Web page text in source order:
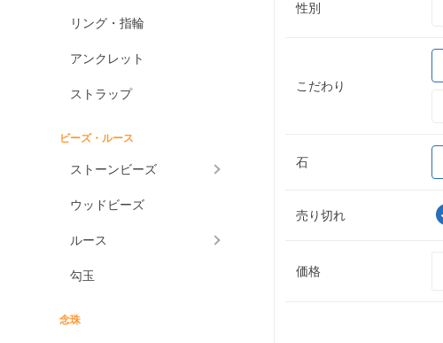
リング・指輪
アンクレット
ストラップ
ビーズ・ルース
ストーンビーズ
ウッドビーズ
ルース
勾玉
念珠
性別
こだわり
石
売り切れ
価格